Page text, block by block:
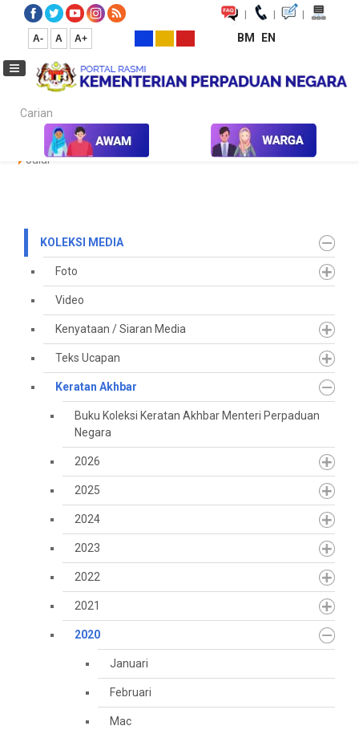
| | |
A- A A+ BM EN
Carian...
Laman Utama Media Koleksi Media Keratan Akhbar
Julai
KOLEKSI MEDIA
Foto
Video
Kenyataan / Siaran Media
Teks Ucapan
Keratan Akhbar
Buku Koleksi Keratan Akhbar Menteri Perpaduan
Negara
2026
2025
2024
2023
2022
2021
2020
Januari
Februari
Mac